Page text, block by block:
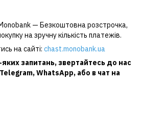
— Безкоштовна розстрочка,
на зручну кількість платежів.
на сайті: chast.monobank.ua
запитань, звертайтесь до нас
Telegram,WhatsApp, або в чат на